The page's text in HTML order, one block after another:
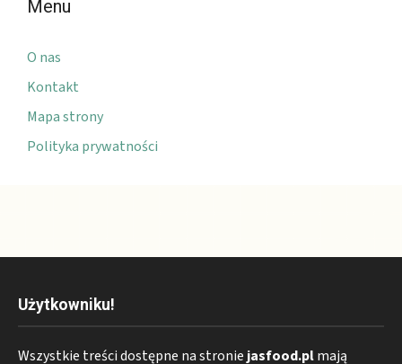
Menu
O nas
Kontakt
Mapa strony
Polityka prywatności
Użytkowniku!
Wszystkie treści dostępne na stronie jasfood.plmają